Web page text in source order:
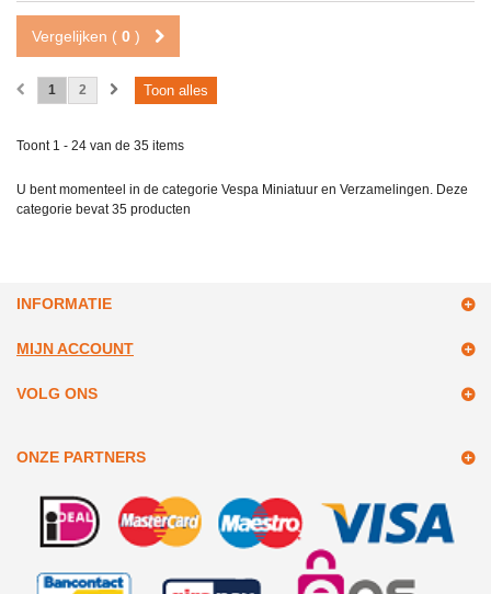
Vergelijken ( 0 )
Toon alles
1 2
Toont 1 - 24 van de 35 items
U bent momenteel in de categorie Vespa Miniatuur en Verzamelingen. Deze
categorie bevat35 producten
INFORMATIE
MIJN ACCOUNT
VOLG ONS
ONZE PARTNERS